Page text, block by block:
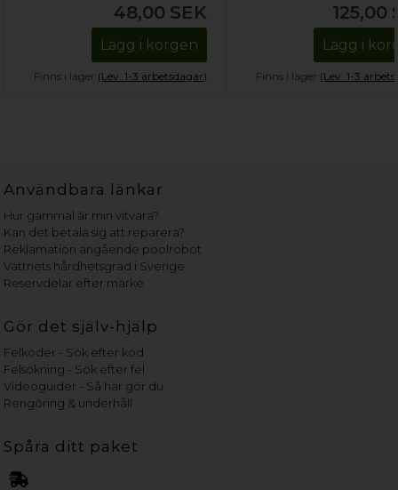
48,00 SEK
Lägg i korgen
Finns i lager (Lev. 1-3 arbetsdagar)
125,00
Lägg i
Finns i lager (Lev. 1-3
Användbara länkar
Hur gammal är min vitvara?
Kan det betala sig att reparera?
Reklamation angående poolrobot
Vattnets hårdhetsgrad i Sverige
Reservdelar efter märke
Gör det själv-hjälp
Felkoder - Sök efter kod
Felsökning - Sök efter fel
Videoguider - Så här gör du
Rengöring & underhåll
Spåra ditt paket